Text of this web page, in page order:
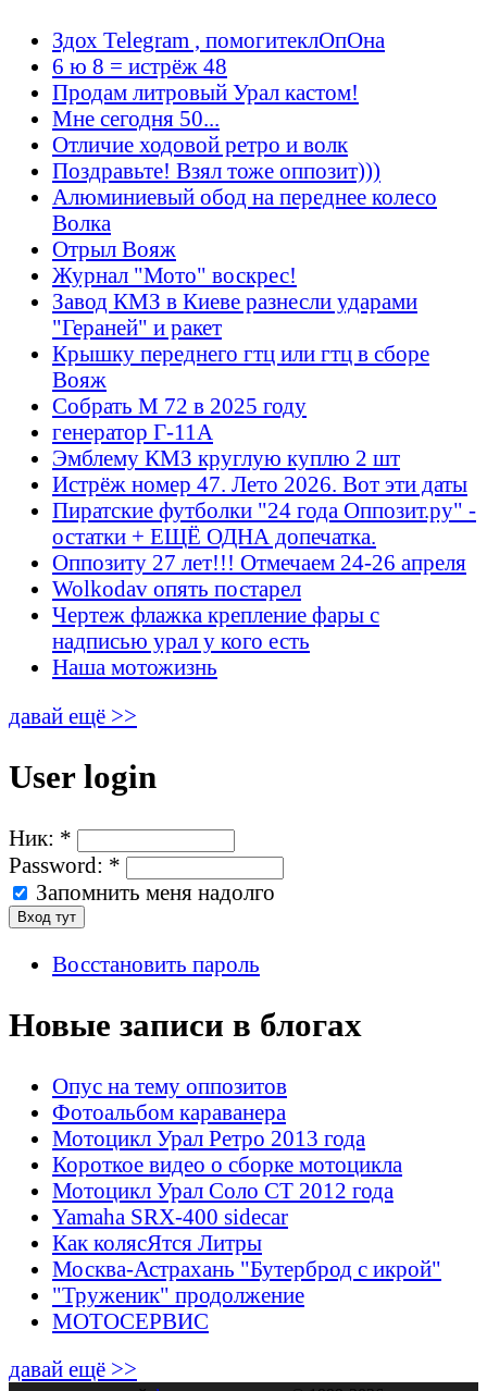
Здох Telegram , помогитеклОпОна
6 ю 8 = истрёж 48
Продам литровый Урал кастом!
Мне сегодня 50...
Отличие ходовой ретро и волк
Поздравьте! Взял тоже оппозит)))
Алюминиевый обод на переднее колесо
Волка
Отрыл Вояж
Журнал "Мото" воскрес!
Завод КМЗ в Киеве разнесли ударами
"Гераней" и ракет
Крышку переднего гтц или гтц в сборе
Вояж
Собрать М 72 в 2025 году
генератор Г-11А
Эмблему КМЗ круглую куплю 2 шт
Истрёж номер 47. Лето 2026. Вот эти даты
Пиратские футболки "24 года Оппозит.ру" -
остатки + ЕЩЁ ОДНА допечатка.
Оппозиту 27 лет!!! Отмечаем 24-26 апреля
Wolkodav опять постарел
Чертеж флажка крепление фары с
надписью урал у кого есть
Наша мотожизнь
давай ещё >>
User login
Ник: *
Password: *
Запомнить меня надолго
Восстановить пароль
Новые записи в блогах
Опус на тему оппозитов
Фотоальбом караванера
Мотоцикл Урал Ретро 2013 года
Короткое видео о сборке мотоцикла
Мотоцикл Урал Соло СТ 2012 года
Yamaha SRX-400 sidecar
Как колясЯтся Литры
Москва-Астрахань "Бутерброд с икрой"
"Труженик" продолжение
МОТОСЕРВИС
давай ещё >>